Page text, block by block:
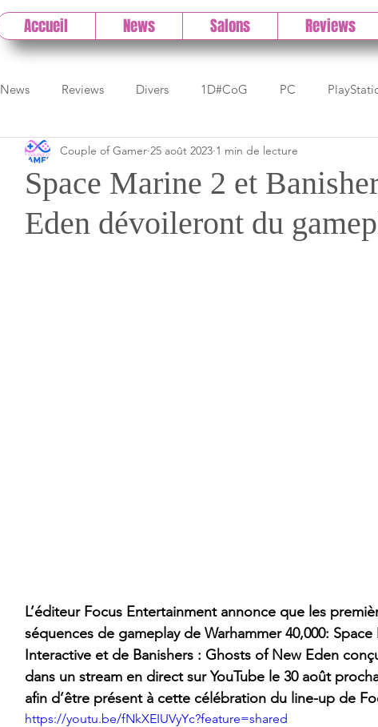
Accueil News Salons Reviews
News Reviews Divers 1D#CoG PC
Previews Cloud Test indé DLC
Paris Games Week Early Access Test 1DCoG Test
Space Marine 2 et
Eden dévoileront du
Couple of Gamer 25 août 2023 1 min de lecture
L’éditeur Focus Entertainment annonce que les
séquences de gameplay de Warhammer 40,000:
Interactive et de Banishers : Ghosts of New Eden
dans un stream en direct sur YouTube le 30 août
afin d’être présent à cette célébration du line-up de
https://youtu.be/fNkXEIUVyYc?feature=shared